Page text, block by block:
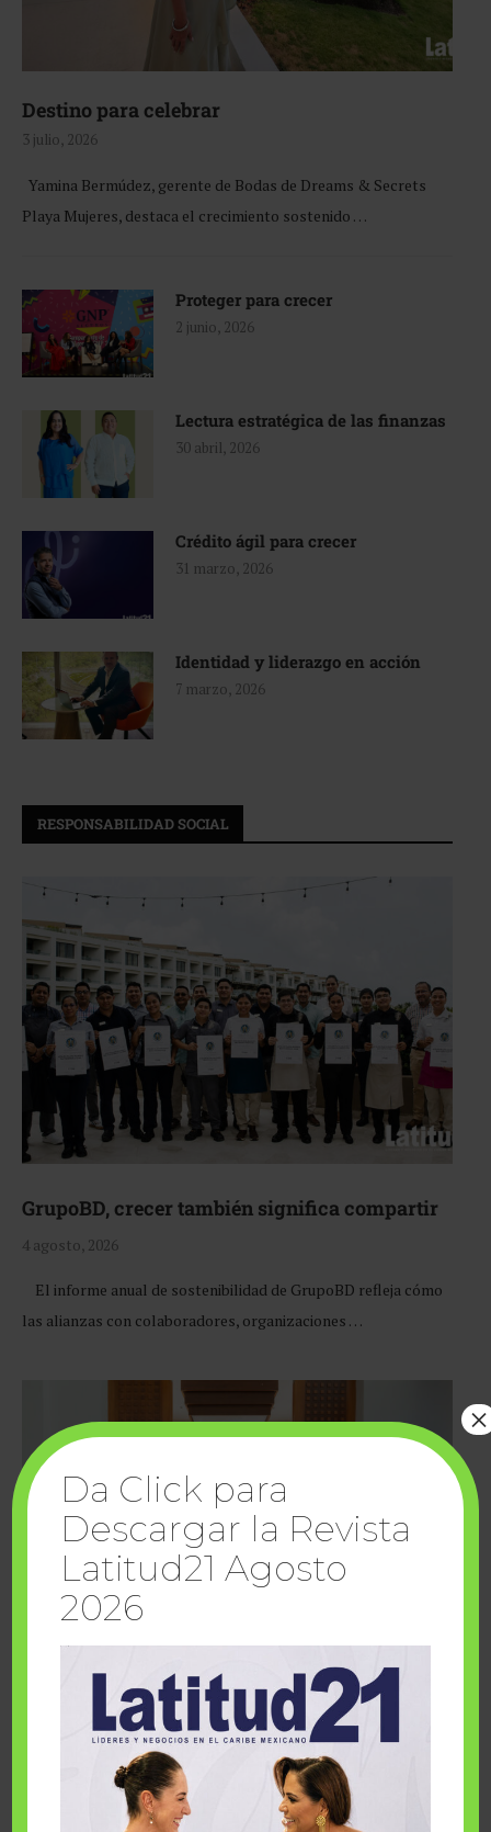
Destino para celebrar
3 julio, 2026
Yamina Bermúdez, gerente de Bodas de Dreams & Secrets
Playa Mujeres, destaca el crecimiento sostenido …
Proteger para crecer
2 junio, 2026
Lectura estratégica de las finanzas
30 abril, 2026
Crédito ágil para crecer
31 marzo, 2026
Identidad y liderazgo en acción
7 marzo, 2026
RESPONSABILIDAD SOCIAL
GrupoBD, crecer también significa compartir
4 agosto, 2026
El informe anual de sostenibilidad de GrupoBD refleja cómo
las alianzas con colaboradores, organizaciones …
Cuando la solidaridad inspira; cumplen
sueños Fairmont Mayakoba y Make-A-Wish
Da Click para
Descargar la Revista
Latitud21 Agosto
2026
×